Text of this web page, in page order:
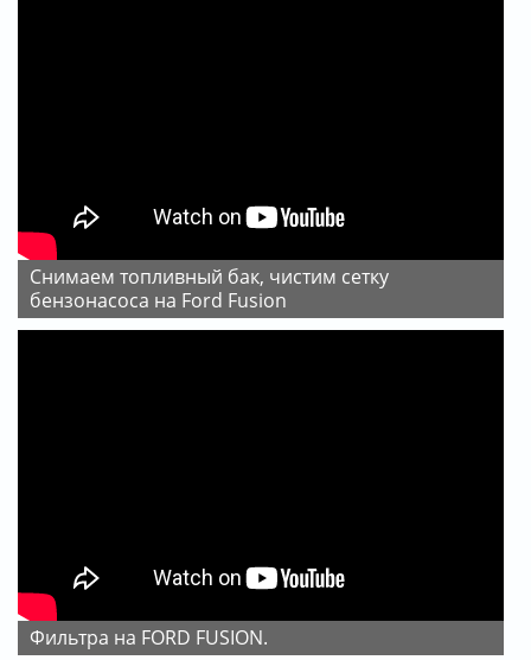
Снимаем топливный бак, чистим сетку
бензонасоса на Ford Fusion
Фильтра на FORD FUSION.